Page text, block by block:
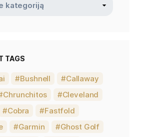
TAGS
Bushnell
Callaway
Chrunchitos
Cleveland
Cobra
Fastfold
Garmin
Ghost Golf